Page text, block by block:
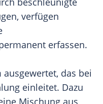
verfügen
erfassen.
ausgewertet, das bei
einleitet. Dazu